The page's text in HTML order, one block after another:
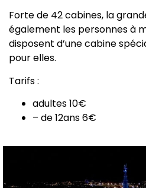
Forte de 42 cabines, la
également les personnes à
disposent d’une cabine
pour elles.
Tarifs :
adultes 10€
– de 12ans 6€